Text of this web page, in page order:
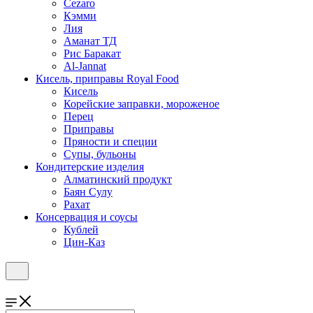
Cezaro
Кэмми
Лия
Аманат ТД
Рис Баракат
Al-Jannat
Кисель, приправы Royal Food
Кисель
Корейские заправки, мороженое
Перец
Приправы
Пряности и специи
Супы, бульоны
Кондитерские изделия
Алматинский продукт
Баян Сулу
Рахат
Консервация и соусы
Кублей
Цин-Каз